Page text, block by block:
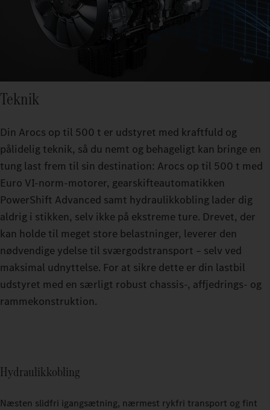
Teknik
Din Arocs op til 500 t er udstyret med kraftfuld og
pålidelig teknik, så du nemt og behageligt kan bringe en
tung last frem til sin destination: Arocs op til 500 t med
Euro VI-norm-motorer, gearskifteautomatikken
PowerShift Advanced samt hydraulikkobling lader dig
aldrig i stikken, selv ikke på ekstreme ture. Drevet, der
kan holde til meget store belastninger, leverer den
nødvendige ydelse til sværgodstransport – selv ved
maksimal udnyttelse. For at sikre dette er din lastbil
udstyret med en særligt robust chassis-, affjedrings- og
rammekonstruktion.
Hydraulikkobling
Næsten slidfri igangsætning, nærmest rykfri transport og fint